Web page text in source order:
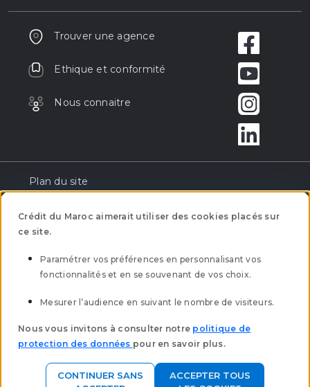
Trouver une agence
Ethique et conformité
Nous connaitre
Plan du site
Réclamation
Mentions légales
Clôture des comptes à vue
Politique Protection des données
Crédit du Maroc aimerait utiliser des cookies placés sur
ce site.
Paramétrer vos préférences en personnalisant vos
fonctionnalités et en se souvenant de vos choix.
Mesurer l’audience en suivant le nombre de visiteurs.
Nous vous invitons à consulter notre politique de
protection des données pour en savoir plus.
CONTINUER SANS
ACCEPTER TOUS